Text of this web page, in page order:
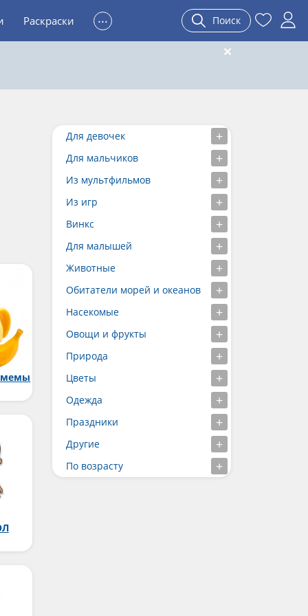
Раскраски ... Поиск
мемы
Для девочек
Для мальчиков
Из мультфильмов
Из игр
Винкс
Для малышей
Животные
Обитатели морей и океанов
Насекомые
Овощи и фрукты
Природа
Цветы
Одежда
Праздники
Другие
По возрасту